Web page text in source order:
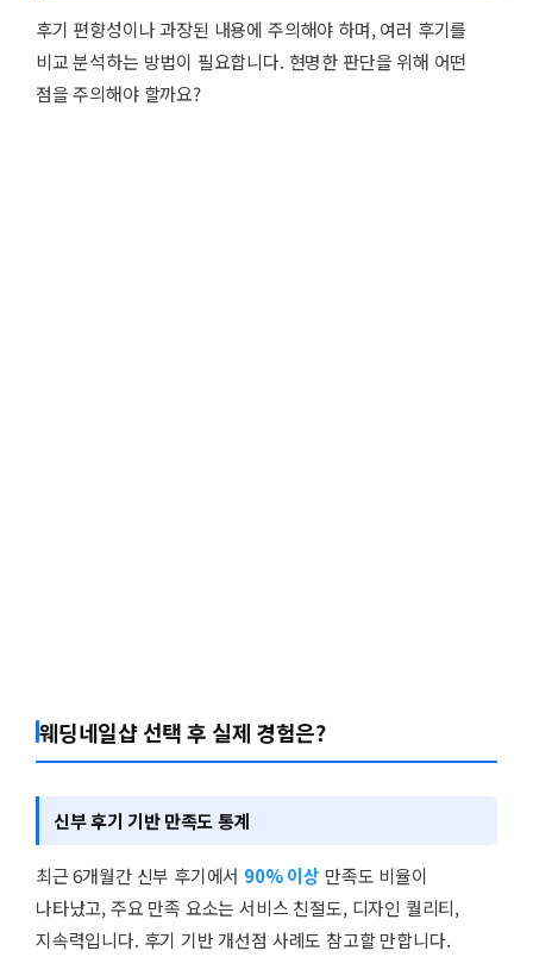
후기 편향성이나 과장된 내용에 주의해야 하며, 여러 후기를
비교 분석하는 방법이 필요합니다. 현명한 판단을 위해 어떤
점을 주의해야 할까요?
웨딩네일샵 선택 후 실제 경험은?
신부 후기 기반 만족도 통계
최근 6개월간 신부 후기에서 90% 이상 만족도 비율이
나타났고, 주요 만족 요소는 서비스 친절도, 디자인 퀄리티,
지속력입니다. 후기 기반 개선점 사례도 참고할 만합니다.